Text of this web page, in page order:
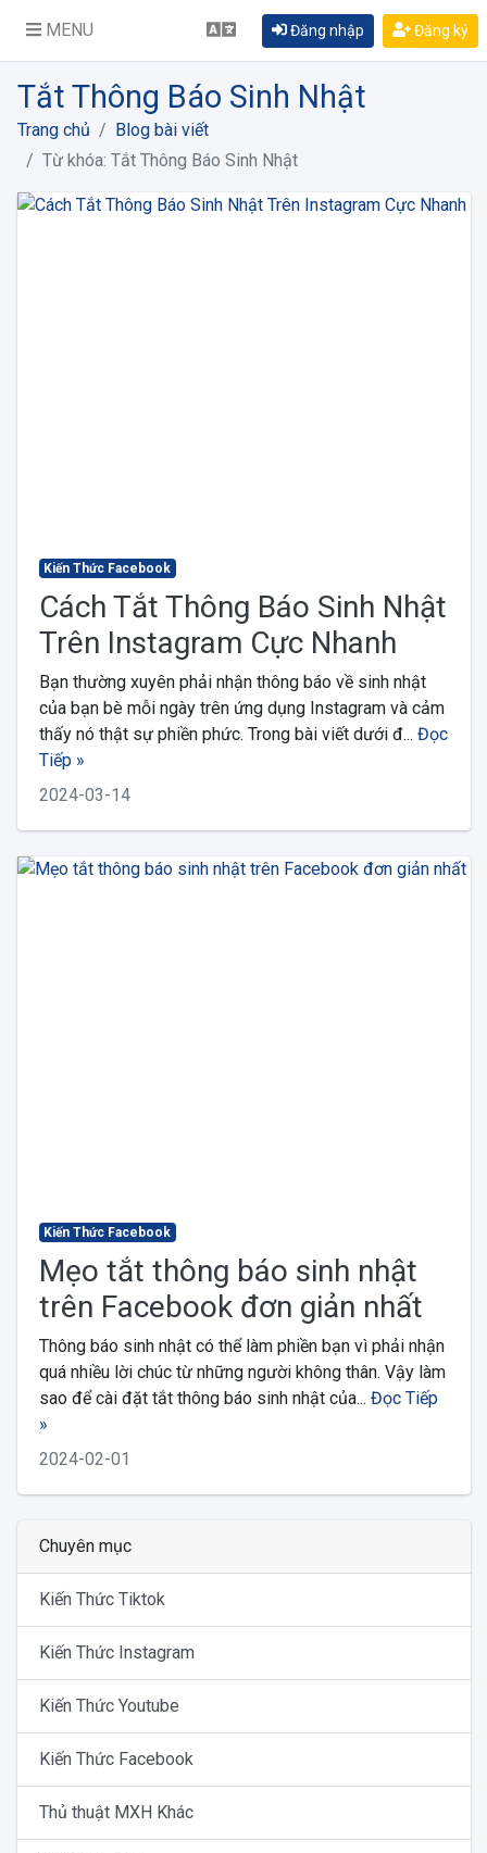
MENU Đăng nhập Đăng ký
Tắt Thông Báo Sinh Nhật
Trang chủ
Blog bài viết
Từ khóa: Tắt Thông Báo Sinh Nhật
Kiến Thức Facebook
Cách Tắt Thông Báo Sinh Nhật
Trên Instagram Cực Nhanh
Bạn thường xuyên phải nhận thông báo về sinh nhật
của bạn bè mỗi ngày trên ứng dụng Instagram và cảm
thấy nó thật sự phiền phức. Trong bài viết dưới đ... Đọc
Tiếp »
2024-03-14
Kiến Thức Facebook
Mẹo tắt thông báo sinh nhật
trên Facebook đơn giản nhất
Thông báo sinh nhật có thể làm phiền bạn vì phải nhận
quá nhiều lời chúc từ những người không thân. Vậy làm
sao để cài đặt tắt thông báo sinh nhật của... Đọc Tiếp
»
2024-02-01
Chuyên mục
Kiến Thức Tiktok
Kiến Thức Instagram
Kiến Thức Youtube
Kiến Thức Facebook
Thủ thuật MXH Khác